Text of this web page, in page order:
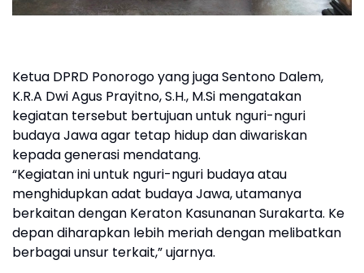
Ketua DPRD Ponorogo yang juga Sentono Dalem,
K.R.A Dwi Agus Prayitno, S.H., M.Si mengatakan
kegiatan tersebut bertujuan untuk nguri-nguri
budaya Jawa agar tetap hidup dan diwariskan
kepada generasi mendatang.
“Kegiatan ini untuk nguri-nguri budaya atau
menghidupkan adat budaya Jawa, utamanya
berkaitan dengan Keraton Kasunanan Surakarta. Ke
depan diharapkan lebih meriah dengan melibatkan
berbagai unsur terkait,” ujarnya.